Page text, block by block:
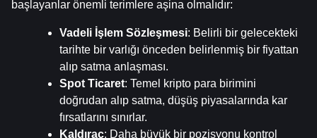
başlayanlar önemli terimlere aşina olmalıdır:
Vadeli İşlem Sözleşmesi: Belirli bir gelecekteki
tarihte bir varlığı önceden belirlenmiş bir fiyattan
alıp satma anlaşması.
Spot Ticaret: Temel kripto para birimini
doğrudan alıp satma, düşüş piyasalarında kar
fırsatlarını sınırlar.
Kaldıraç: Daha büyük bir pozisyonu kontrol